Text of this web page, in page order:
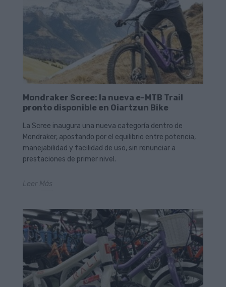
Mondraker Scree: la nueva e-MTB Trail
pronto disponible en Oiartzun Bike
La Scree inaugura una nueva categoría dentro de
Mondraker, apostando por el equilibrio entre potencia,
manejabilidad y facilidad de uso, sin renunciar a
prestaciones de primer nivel.
Leer Más